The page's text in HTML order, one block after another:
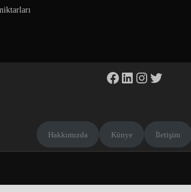
Facebook
LinkedIn
Instagram
Twitter
Hakkımızda Künye İletişim